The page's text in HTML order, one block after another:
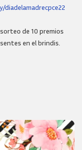
de 10 premios
en el brindis.